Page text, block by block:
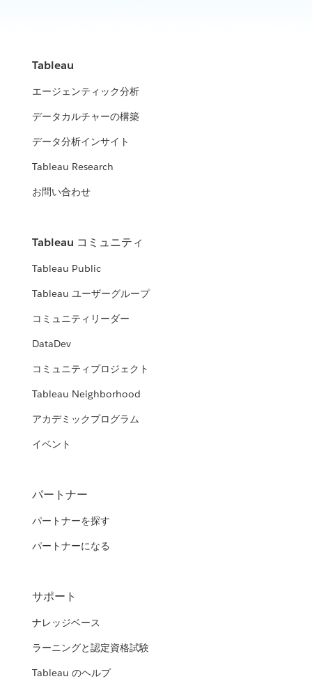
Tableau
エージェンティック分析
データカルチャーの構築
データ分析インサイト
Tableau Research
お問い合わせ
Tableau コミュニティ
Tableau Public
Tableau ユーザーグループ
コミュニティリーダー
DataDev
コミュニティプロジェクト
Tableau Neighborhood
アカデミックプログラム
イベント
パートナー
パートナーを探す
パートナーになる
サポート
ナレッジベース
ラーニングと認定資格試験
Tableau のヘルプ